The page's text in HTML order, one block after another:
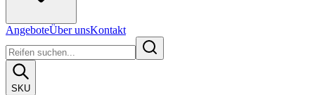
AngeboteÜber unsKontakt
SKU